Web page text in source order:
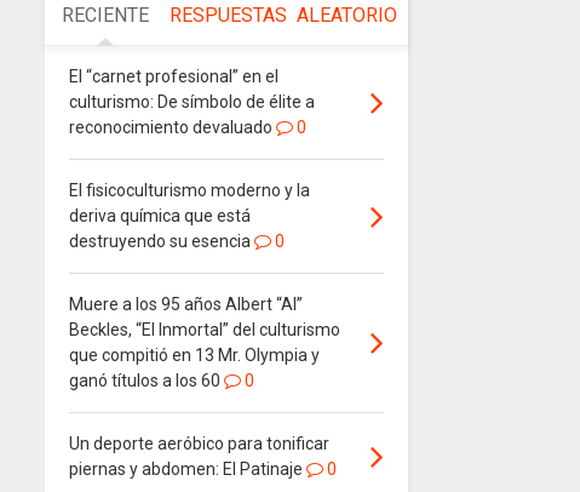
RECIENTE RESPUESTAS ALEATORIO
El “carnet profesional” en el
culturismo: De símbolo de élite a
reconocimiento devaluado
0
El fisicoculturismo moderno y la
deriva química que está
destruyendo su esencia
0
Muere a los 95 años Albert “Al”
Beckles, “El Inmortal” del culturismo
que compitió en 13 Mr. Olympia y
ganó títulos a los 60
0
Un deporte aeróbico para tonificar
piernas y abdomen: El Patinaje
0